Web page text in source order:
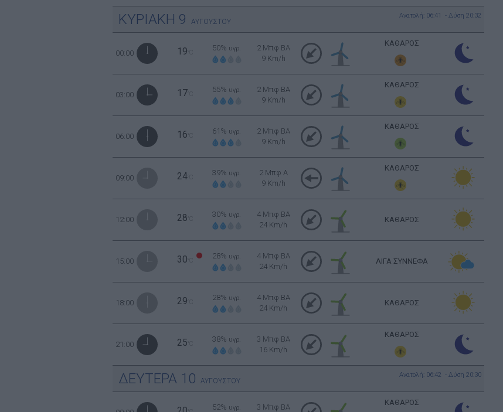
ΚΥΡΙΑΚΗ 9 ΑΥΓΟΥΣΤΟΥ
Ανατολή: 06:41 - Δύση 20:32
00:00 19 50% υγρ.
2 Μπφ BA
9 Km/h
ΚΑΘΑΡΟΣ
03:00 17 55% υγρ.
2 Μπφ BA
9 Km/h
ΚΑΘΑΡΟΣ
06:00 16 61% υγρ.
2 Μπφ BA
9 Km/h
ΚΑΘΑΡΟΣ
09:00 24°C
39% υγρ.
2 Μπφ Α
9 Km/h
ΚΑΘΑΡΟΣ
12:00 28 30% υγρ.
4 Μπφ BA
24 Km/h
ΚΑΘΑΡΟΣ
15:00 30 28% υγρ.
4 Μπφ BA
24 Km/h
ΛΙΓΑ ΣΥΝΝΕΦΑ
18:00 29 28% υγρ.
4 Μπφ BA
24 Km/h
ΚΑΘΑΡΟΣ
21:00 25 38% υγρ.
3 Μπφ BA
16 Km/h
ΚΑΘΑΡΟΣ
ΔΕΥΤΕΡΑ 10 ΑΥΓΟΥΣΤΟΥ
Ανατολή: 06:42 - Δύση 20:30
52% υγρ.
3 Μπφ BA
ΚΑΘΑΡΟΣ